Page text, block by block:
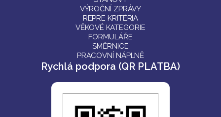
VÝROČNÍ ZPRÁVY
REPRE KRITÉRIA
VĚKOVÉ KATEGORIE
FORMULÁŘE
SMĚRNICE
PRACOVNÍ NÁPLNĚ
Rychlá podpora (QR PLATBA)